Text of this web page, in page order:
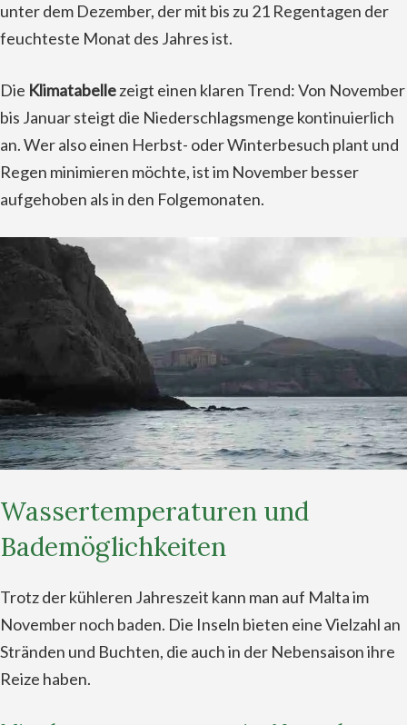
unter dem Dezember, der mit bis zu 21 Regentagen der
feuchteste Monat des Jahres ist.
Die Klimatabellezeigt einen klaren Trend: Von November
bis Januar steigt die Niederschlagsmenge kontinuierlich
an. Wer also einen Herbst- oder Winterbesuch plant und
Regen minimieren möchte, ist im November besser
aufgehoben als in den Folgemonaten.
Wassertemperaturen und
Bademöglichkeiten
Trotz der kühleren Jahreszeit kann man auf Malta im
November noch baden. Die Inseln bieten eine Vielzahl an
Stränden und Buchten, die auch in der Nebensaison ihre
Reize haben.